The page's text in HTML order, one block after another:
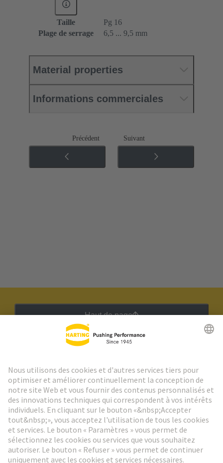
Taille
Pg 16
Plage de serrage
6,5 ... 9,5 mm
Material properties
Informations commerciales
Précédent Suivant
Haut de page
Aller à l'inscription
Social Media